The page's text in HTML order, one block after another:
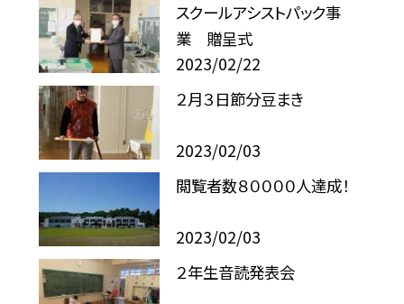
スクールアシストパック事
業 贈呈式
2023/02/22
２月３日節分豆まき
2023/02/03
閲覧者数８００００人達成！
2023/02/03
２年生音読発表会